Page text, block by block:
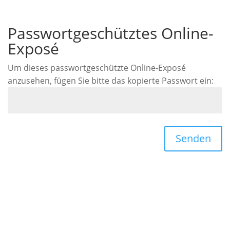
Passwortgeschütztes Online-
Exposé
Um dieses passwortgeschützte Online-Exposé
anzusehen, fügen Sie bitte das kopierte Passwort ein:
Senden